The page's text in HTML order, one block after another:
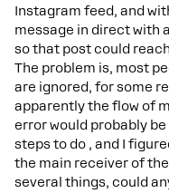
Instagram feed, and
message in direct with
so that post could
The problem is, most
are ignored, for some
apparently the flow of
error would probably
steps to do , and I
the main receiver of
several things, could